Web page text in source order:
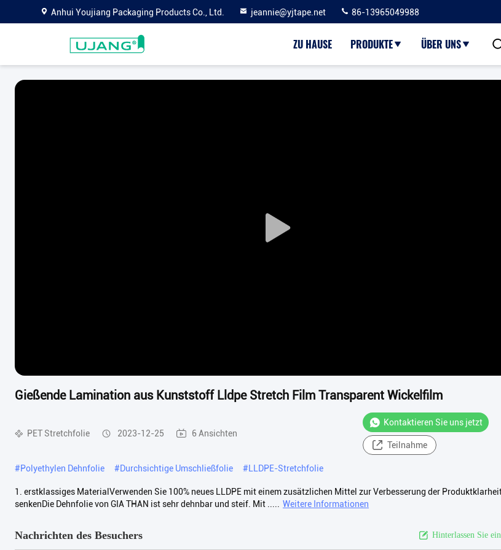
Anhui Youjiang Packaging Products Co., Ltd. jeannie@yjtape.net 86-13965049988
ZU HAUSE PRODUKTE ÜBER UNS
Play
Gießende Lamination aus Kunststoff Lldpe Stretch Film Transparent Wickelfilm
PET Stretchfolie 2023-12-25 6 Ansichten
Kontaktieren Sie uns jetzt
Teilnahme
#Polyethylen Dehnfolie #Durchsichtige Umschließfolie #LLDPE-Stretchfolie
1. erstklassiges MaterialVerwenden Sie 100% neues LLDPE mit einem zusätzlichen Mittel zur Verbesserung der
senkenDie Dehnfolie von GIA THAN ist sehr dehnbar und steif. Mit ..... Weitere Informationen
Nachrichten des Besuchers Hinterlassen Sie